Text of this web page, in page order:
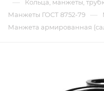
— Кольца, манжеты,
Манжеты ГОСТ 8752-79 —
Манжета армированная